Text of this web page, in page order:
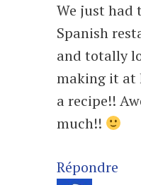
We just had
Spanish
and totally
making it at
a recipe!!
much!!
Répondre